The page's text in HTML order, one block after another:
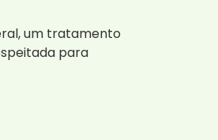
um tratamento
para